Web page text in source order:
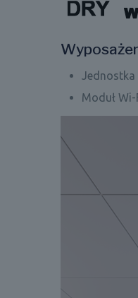
Jednostka
Moduł Wi-